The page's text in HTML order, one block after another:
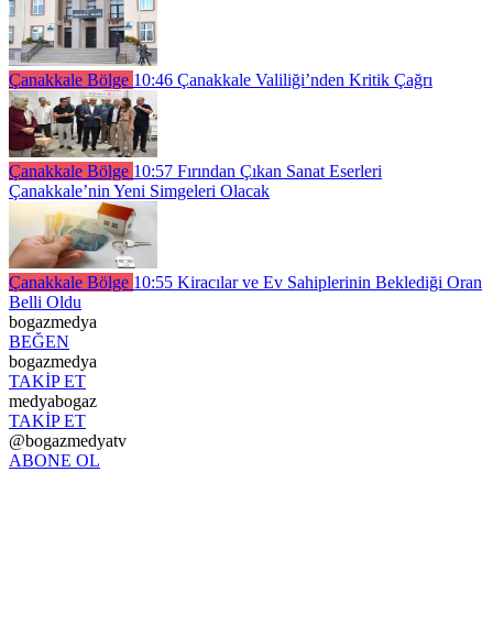
Çanakkale Bölge 10:46 Çanakkale Valiliği’nden Kritik Çağrı
Çanakkale Bölge 10:57 Fırından Çıkan Sanat Eserleri
Çanakkale’nin Yeni Simgeleri Olacak
Çanakkale Bölge 10:55 Kiracılar ve Ev Sahiplerinin Beklediği Oran
Belli Oldu
bogazmedya
BEĞEN
bogazmedya
TAKİP ET
medyabogaz
TAKİP ET
@bogazmedyatv
ABONE OL